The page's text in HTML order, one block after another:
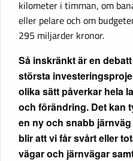
kilometer i timman, om
eller pelare och om
295 miljarder kronor.
Så inskränkt är en
största
olika sätt påverkar hela
och förändring. Det kan
en ny och snabb
blir att vi får svårt eller
vägar och järnvägar